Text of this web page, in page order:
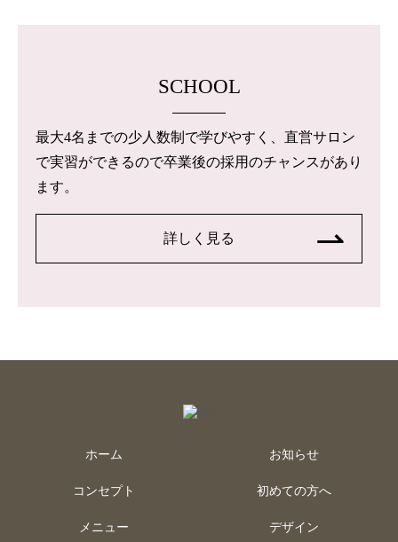
SCHOOL
最大4名までの少人数制で学びやすく、直営サロン
で実習ができるので卒業後の採用のチャンスがあり
ます。
詳しく見る
ホーム
コンセプト
メニュー
お知らせ
初めての方へ
デザイン